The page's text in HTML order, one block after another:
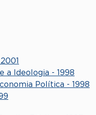
a Ideologia - 1998
Política - 1998